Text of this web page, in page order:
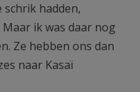
schrik hadden,
ik was daar nog
Ze hebben ons dan
naar Kasaï